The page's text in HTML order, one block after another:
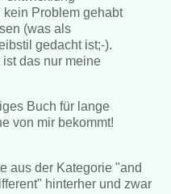
Problem gehabt
(was als
gedacht ist;-).
das nur meine
Buch für lange
von mir bekommt!
aus der Kategorie "and
hinterher und zwar